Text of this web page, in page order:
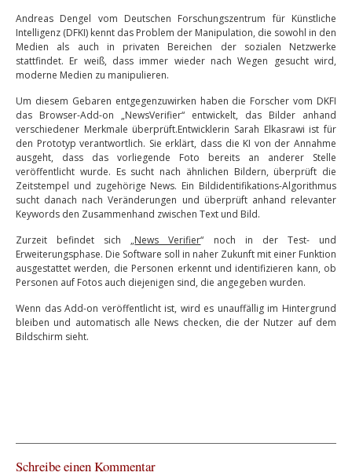
Andreas Dengel vom Deutschen Forschungszentrum für Künstliche
Intelligenz (DFKI) kennt das Problem der Manipulation, die sowohl in den
Medien als auch in privaten Bereichen der sozialen Netzwerke
stattfindet. Er weiß, dass immer wieder nach Wegen gesucht wird,
moderne Medien zu manipulieren.
Um diesem Gebaren entgegenzuwirken haben die Forscher vom DKFI
das Browser-Add-on „NewsVerifier“ entwickelt, das Bilder anhand
verschiedener Merkmale überprüft.Entwicklerin Sarah Elkasrawi ist für
den Prototyp verantwortlich. Sie erklärt, dass die KI von der Annahme
ausgeht, dass das vorliegende Foto bereits an anderer Stelle
veröffentlicht wurde. Es sucht nach ähnlichen Bildern, überprüft die
Zeitstempel und zugehörige News. Ein Bildidentifikations-Algorithmus
sucht danach nach Veränderungen und überprüft anhand relevanter
Keywords den Zusammenhand zwischen Text und Bild.
Zurzeit befindet sich „News Verifier“ noch in der Test- und
Erweiterungsphase. Die Software soll in naher Zukunft mit einer Funktion
ausgestattet werden, die Personen erkennt und identifizieren kann, ob
Personen auf Fotos auch diejenigen sind, die angegeben wurden.
Wenn das Add-on veröffentlicht ist, wird es unauffällig im Hintergrund
bleiben und automatisch alle News checken, die der Nutzer auf dem
Bildschirm sieht.
Schreibe einen Kommentar